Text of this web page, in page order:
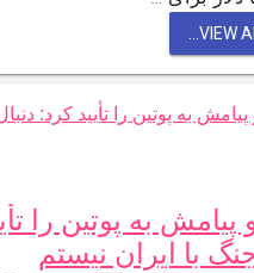
VIEW
پیامش به پوتین را
با ایران نیستم